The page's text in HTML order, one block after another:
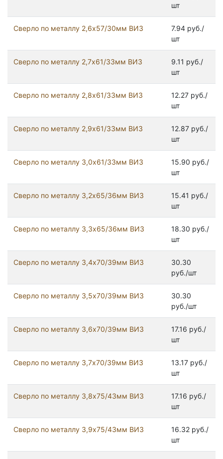
шт
Сверло по металлу 2,6х57/30мм ВИЗ
7.94 руб./
шт
Сверло по металлу 2,7х61/33мм ВИЗ
9.11 руб./
шт
Сверло по металлу 2,8х61/33мм ВИЗ
12.27 руб./
шт
Сверло по металлу 2,9х61/33мм ВИЗ
12.87 руб./
шт
Сверло по металлу 3,0х61/33мм ВИЗ
15.90 руб./
шт
Сверло по металлу 3,2х65/36мм ВИЗ
15.41 руб./
шт
Сверло по металлу 3,3х65/36мм ВИЗ
18.30 руб./
шт
Сверло по металлу 3,4х70/39мм ВИЗ
30.30
руб./шт
Сверло по металлу 3,5х70/39мм ВИЗ
30.30
руб./шт
Сверло по металлу 3,6х70/39мм ВИЗ
17.16 руб./
шт
Сверло по металлу 3,7х70/39мм ВИЗ
13.17 руб./
шт
Сверло по металлу 3,8х75/43мм ВИЗ
17.16 руб./
шт
Сверло по металлу 3,9х75/43мм ВИЗ
16.32 руб./
шт